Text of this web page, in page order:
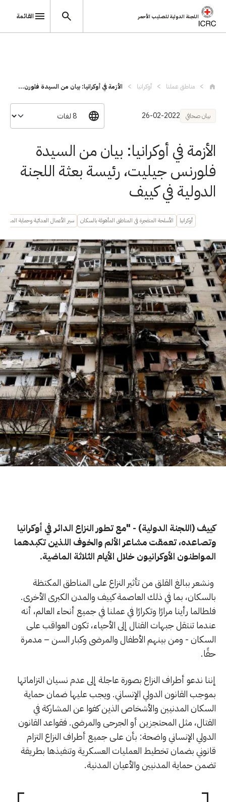
اللجنة الدولية للصليب الأحمر القائمة
مناطق عملنا أوكرانيا الأزمة في أوكرانيا: بيان من السيدة فلورن...
بيان صحافي 26-02-2022
الأزمة في أوكرانيا: بيان من السيدة
فلورنس جيليت، رئيسة بعثة اللجنة
الدولية في كييف
أوكرانيا الأسلحة المتفجرة في المناطق المأهولة بالسكان سير الأعمال العدائية وحماية المدنيين
كييف (اللجنة الدولية) - "مع تطور النزاع الدائر في أوكرانيا
وتصاعده، تعمقت مشاعر الألم والخوف اللذين تكبدهما
المواطنون الأوكرانيون خلال الأيام الثلاثة الماضية.
ونشعر ببالغ القلق من تأثير النزاع على المناطق المكتظة
بالسكان، بما في ذلك العاصمة كييف والمدن الكبرى الأخرى.
فلطالما رأينا مرارًا وتكرارًا في عملنا في جميع أنحاء العالم، أنه
عندما تنتقل جبهات القتال إلى الأحياء، تكون العواقب على
السكان - ومن بينهم الأطفال والمرضى وكبار السن – مدمرة
حقًا.
إننا ندعو أطراف النزاع بصورة عاجلة إلى عدم نسيان التزاماتها
بموجب القانون الدولي الإنساني. ويجب عليها ضمان حماية
السكان المدنيين والأشخاص الذين كفوا عن المشاركة في
القتال، مثل المحتجزين أو الجرحى والمرضى. فقواعد القانون
الدولي الإنساني واضحة: بأن على جميع أطراف النزاع التزام
قانوني بضمان تخطيط العمليات العسكرية وتنفيذها بطريقة
تضمن حماية المدنيين والأعيان المدنية.